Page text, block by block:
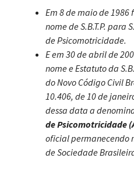
Em 8 de maio de
nome de S.B.T.P. para
de Psicomotricidade.
E em 30 de abril de
nome e Estatuto da
do Novo Código Civil
10.406, de 10 de
dessa data a
de Psicomotricidade
oficial permanecendo
de Sociedade